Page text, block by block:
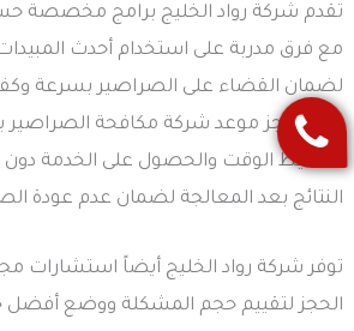
تقدم شركة رواد الخليج برامج مخصصة
مع فرق مدربة على استخدام أحدث
لضمان القضاء على الصراصير بسرعة
خدمة حجز موعد شركة مكافحة الصراصير
تخطيط الوقت والحصول على الخدمة دون
النتائج بعد المعالجة لضمان عدم عودة
توفر شركة رواد الخليج أيضاً استشارات
الحجز لتقييم حجم المشكلة ووضع